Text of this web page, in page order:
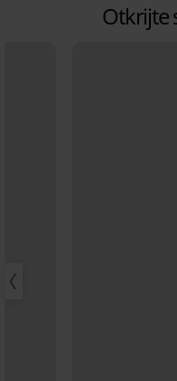
Otkrijte